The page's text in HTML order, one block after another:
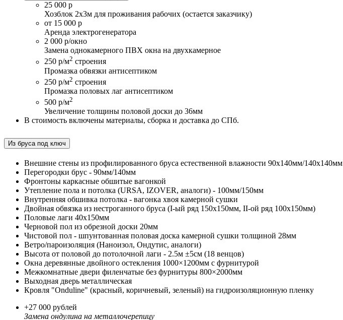
25 000 р
Хозблок 2х3м для проживания рабочих (остается заказчику)
от 15 000 р
Аренда электрогенератора
2 000 р/окно
Замена однокамерного ПВХ окна на двухкамерное
250 р/м2 строения
Промазка обвязки антисептиком
250 р/м2 строения
Промазка половых лаг антисептиком
500 р/м2
Увеличение толщины половой доски до 36мм
В стоимость включены материалы, сборка и доставка до СПб.
Из бруса под ключ
Внешние стены из профилированного бруса естественной влажности 90х140мм/140х140мм
Перегородки брус - 90мм/140мм
Фронтоны каркасные обшитые вагонкой
Утепление пола и потолка (URSA, IZOVER, аналоги) - 100мм/150мм
Внутренняя обшивка потолка - вагонка хвоя камерной сушки
Двойная обвязка из нестроганного бруса (I-ый ряд 150х150мм, II-ой ряд 100х150мм)
Половые лаги 40х150мм
Черновой пол из обрезной доски 20мм
Чистовой пол - шпунтованная половая доска камерной сушки толщиной 28мм
Ветро/пароизоляция (Наноизол, Ондутис, аналоги)
Высота от половой до потолочной лаги - 2.5м ±5см (18 венцов)
Окна деревянные двойного остекления 1000×1200мм с фурнитурой
Межкомнатные двери филенчатые без фурнитуры 800×2000мм
Выходная дверь металлическая
Кровля "Onduline" (красный, коричневый, зеленый) на гидроизоляционную пленку
+27 000 рублей
Замена ондулина на металлочерепицу